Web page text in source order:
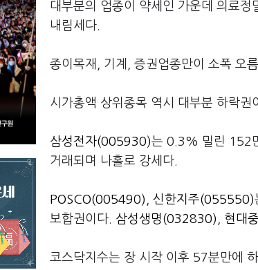
대부분의 업종이 약세인 가운데 의료
내림세다.
종이목재, 기계, 증권업종만이 소폭 오
시가총액 상위종목 역시 대부분 하락권
삼성전자(005930)는 0.3% 밀린 152
거래되며 나홀로 강세다.
POSCO(005490) 신한지주(055550)
보합권이다. 삼성생명(032830) 현대
코스닥지수는 장 시작 이후 57분만에